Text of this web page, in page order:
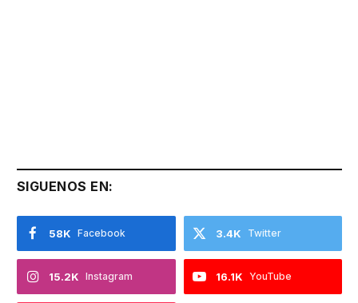
SIGUENOS EN:
Facebook
58K Twitter
3.4K
Instagram
15.2K YouTube
16.1K